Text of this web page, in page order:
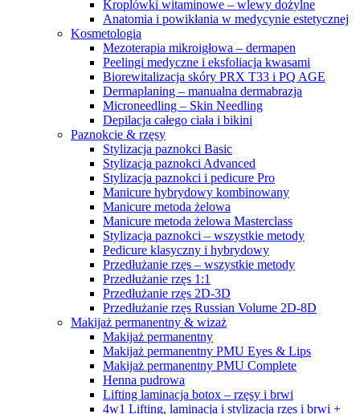
Kroplówki witaminowe – wlewy dożylne
Anatomia i powikłania w medycynie estetycznej
Kosmetologia
Mezoterapia mikroigłowa – dermapen
Peelingi medyczne i eksfoliacja kwasami
Biorewitalizacja skóry PRX T33 i PQ AGE
Dermaplaning – manualna dermabrazja
Microneedling – Skin Needling
Depilacja całego ciała i bikini
Paznokcie & rzęsy
Stylizacja paznokci Basic
Stylizacja paznokci Advanced
Stylizacja paznokci i pedicure Pro
Manicure hybrydowy kombinowany
Manicure metoda żelowa
Manicure metoda żelowa Masterclass
Stylizacja paznokci – wszystkie metody
Pedicure klasyczny i hybrydowy
Przedłużanie rzęs – wszystkie metody
Przedłużanie rzęs 1:1
Przedłużanie rzęs 2D-3D
Przedłużanie rzęs Russian Volume 2D-8D
Makijaż permanentny & wizaż
Makijaż permanentny
Makijaż permanentny PMU Eyes & Lips
Makijaż permanentny PMU Complete
Henna pudrowa
Lifting laminacja botox – rzęsy i brwi
4w1 Lifting, laminacja i stylizacja rzęs i brwi +